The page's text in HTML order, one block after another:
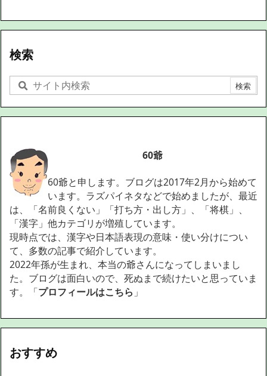
検索
60爺
60爺と申します。ブログは2017年2月から始めて
います。ラズパイネタなどで始めましたが、最近
は、「名前良くない」「打ち方・出し方」、「将棋」、
「漢字」他カテゴリが増殖しています。
現時点では、漢字や日本語表現の意味・使い分けについ
て、多数の記事で紹介しています。
2022年孫が生まれ、本当の爺さんになってしまいまし
た。ブログは面白いので、死ぬまで続けたいと思っていま
す。「プロフィールはこちら 」
おすすめ